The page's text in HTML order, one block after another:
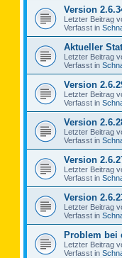
Version
Letzter Beitrag
Verfasst in
Aktueller
Letzter Beitrag
Verfasst in
Version
Letzter Beitrag
Verfasst in
Version
Letzter Beitrag
Verfasst in
Version
Letzter Beitrag
Verfasst in
Version
Letzter Beitrag
Verfasst in
Problem bei
Letzter Beitrag
Verfasst in